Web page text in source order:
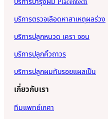
บริการตรวจเลือดหาสาเหตุผลร่วง
บริการปลูกหนวด เครา จอน
บริการปลูกคิ้วถาวร
บริการปลูกผมทับรอยแผลเป็น
เกี่ยวกับเรา
ทีมแพทย์เกศา